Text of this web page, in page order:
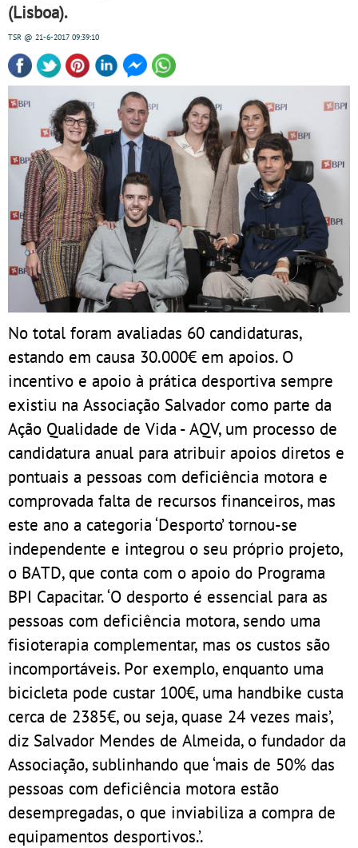
(Lisboa).
TSR @ 21-6-2017 09:39:10
No total foram avaliadas 60 candidaturas,
estando em causa 30.000€ em apoios. O
incentivo e apoio à prática desportiva sempre
existiu na Associação Salvador como parte da
Ação Qualidade de Vida - AQV, um processo de
candidatura anual para atribuir apoios diretos e
pontuais a pessoas com deficiência motora e
comprovada falta de recursos financeiros, mas
este ano a categoria ‘Desporto’ tornou-se
independente e integrou o seu próprio projeto,
o BATD, que conta com o apoio do Programa
BPI Capacitar. ‘O desporto é essencial para as
pessoas com deficiência motora, sendo uma
fisioterapia complementar, mas os custos são
incomportáveis. Por exemplo, enquanto uma
bicicleta pode custar 100€, uma handbike custa
cerca de 2385€, ou seja, quase 24 vezes mais’,
diz Salvador Mendes de Almeida, o fundador da
Associação, sublinhando que ‘mais de 50% das
pessoas com deficiência motora estão
desempregadas, o que inviabiliza a compra de
equipamentos desportivos.’.